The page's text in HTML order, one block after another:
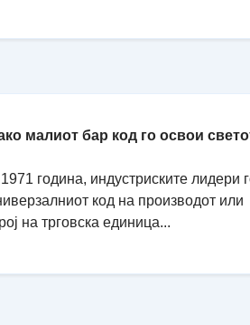
малиот бар код го освои
година, индустриските лидери
код на производот или
на трговска единица...